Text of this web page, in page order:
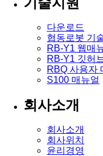
다운로드
협동로봇 기
RB-Y1 웹매
RB-Y1 깃허브
RBQ 사용자
S100 매뉴얼
회사소개
회사소개
회사위치
윤리경영